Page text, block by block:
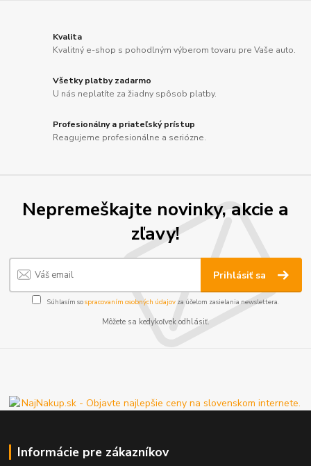
Kvalita
Kvalitný e-shop s pohodlným výberom tovaru pre Vaše auto.
Všetky platby zadarmo
U nás neplatíte za žiadny spôsob platby.
Profesionálny a priateľský prístup
Reagujeme profesionálne a seriózne.
Nepremeškajte novinky, akcie a
zľavy!
Prihlásiť sa
Súhlasím sospracovaním osobných údajov za účelom zasielania newslettera.
Môžete sa kedykoľvek odhlásiť.
Informácie pre zákazníkov